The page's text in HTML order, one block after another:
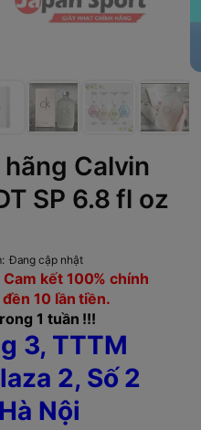
Calvin
SP 6.8 fl oz
Đang cập nhật
kết 100% chính
10 lần tiền.
1 tuần !!!
3, TTTM
2, Số 2
Nội